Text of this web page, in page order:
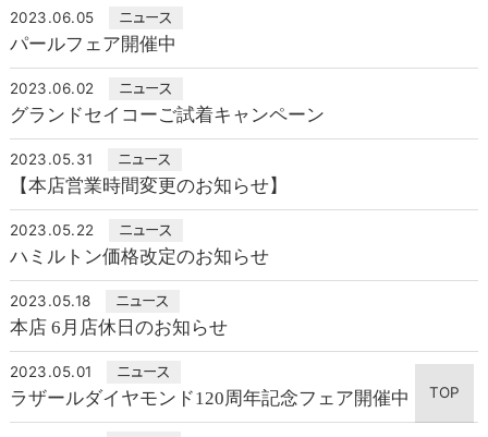
2023.06.05 ニュース
パールフェア開催中
2023.06.02 ニュース
グランドセイコーご試着キャンペーン
2023.05.31 ニュース
【本店営業時間変更のお知らせ】
2023.05.22 ニュース
ハミルトン価格改定のお知らせ
2023.05.18 ニュース
本店 6月店休日のお知らせ
2023.05.01 ニュース
ラザールダイヤモンド120周年記念フェア開催中 TOP